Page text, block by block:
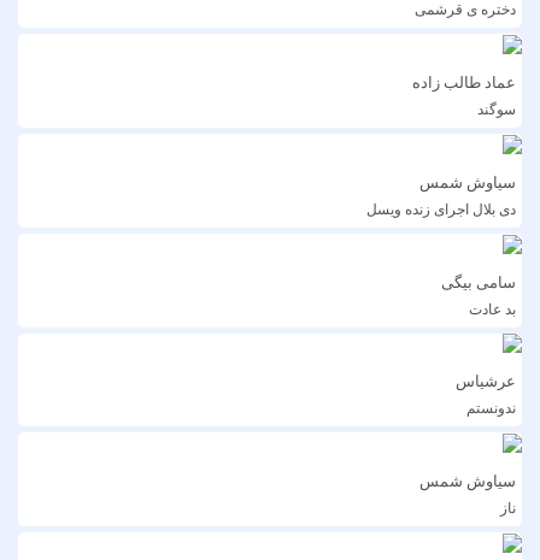
دختره ی قرشمی
عماد طالب زاده
سوگند
سیاوش شمس
دی بلال اجرای زنده ویسل
سامی بیگی
بد عادت
عرشیاس
ندونستم
سیاوش شمس
ناز